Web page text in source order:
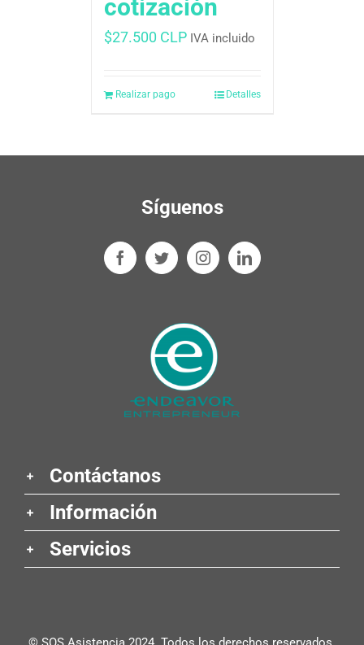
cotización
$27.500 CLP IVA incluido
Realizar pago Detalles
Síguenos
Contáctanos
Información
Servicios